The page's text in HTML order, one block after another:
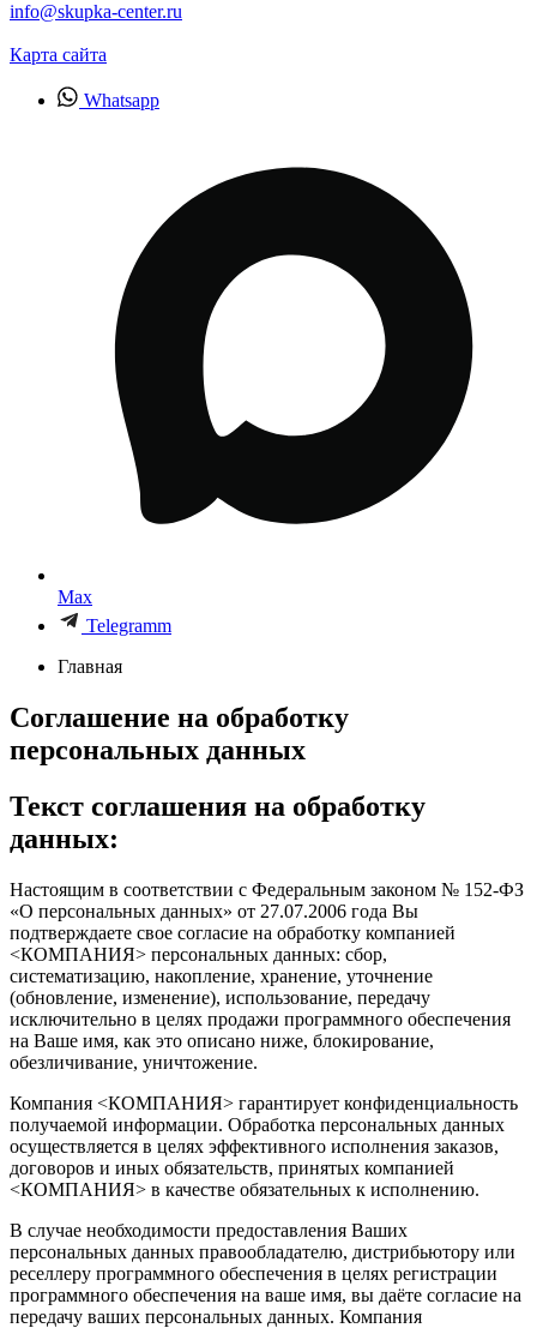
info@skupka-center.ru
Карта сайта
Whatsapp
Max
Telegramm
Главная
Соглашение на обработку
персональных данных
Текст соглашения на обработку
данных:
Настоящим в соответствии с Федеральным законом № 152-ФЗ
«О персональных данных» от 27.07.2006 года Вы
подтверждаете свое согласие на обработку компанией
<КОМПАНИЯ> персональных данных: сбор,
систематизацию, накопление, хранение, уточнение
(обновление, изменение), использование, передачу
исключительно в целях продажи программного обеспечения
на Ваше имя, как это описано ниже, блокирование,
обезличивание, уничтожение.
Компания <КОМПАНИЯ> гарантирует конфиденциальность
получаемой информации. Обработка персональных данных
осуществляется в целях эффективного исполнения заказов,
договоров и иных обязательств, принятых компанией
<КОМПАНИЯ> в качестве обязательных к исполнению.
В случае необходимости предоставления Ваших
персональных данных правообладателю, дистрибьютору или
реселлеру программного обеспечения в целях регистрации
программного обеспечения на ваше имя, вы даёте согласие на
передачу ваших персональных данных. Компания